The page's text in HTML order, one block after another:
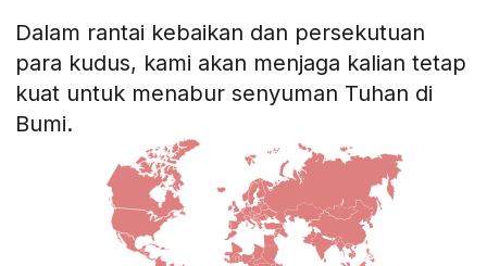
Dalam rantai kebaikan dan persekutuan
para kudus, kami akan menjaga kalian tetap
kuat untuk menabur senyuman Tuhan di
Bumi.